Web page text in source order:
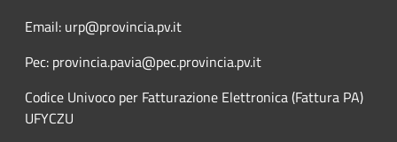
Email: urp@provincia.pv.it
Pec: provincia.pavia@pec.provincia.pv.it
Codice Univoco per Fatturazione Elettronica (Fattura PA)
UFYCZU